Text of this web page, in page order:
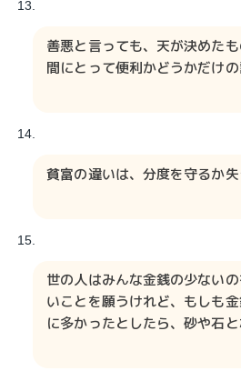
善悪と言っても、天が決めた
間にとって便利かどうかだけの
貧富の違いは、分度を守るか失
世の人はみんな金銭の少ない
いことを願うけれど、もしも
に多かったとしたら、砂や石と